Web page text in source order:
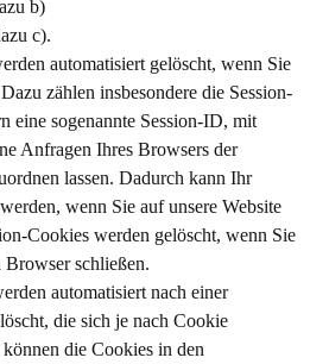
b)
c).
automatisiert gelöscht, wenn Sie
zählen insbesondere die Session-
eine sogenannte Session-ID, mit
Anfragen Ihres Browsers der
lassen. Dadurch kann Ihr
wenn Sie auf unsere Website
Cookies werden gelöscht, wenn Sie
Browser schließen.
automatisiert nach einer
die sich je nach Cookie
die Cookies in den